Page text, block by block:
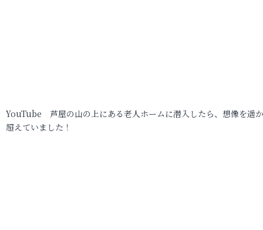
YouTube 芦屋の山の上にある老人ホームに潜入したら、想像を遥
超えていました！